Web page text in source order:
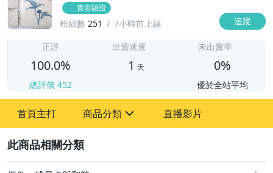
實名驗證
粉絲數 251 7小時前上線 追蹤
正評
100.0%
總評價 452
出貨速度
1 天
未出貨率
0%
優於全站平均
首頁主打 商品分類
古董、藝術與礦石
直播影片